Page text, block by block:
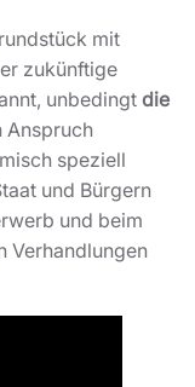
mit
zukünftige
unbedingt die
speziell
und Bürgern
und beim
Verhandlungen